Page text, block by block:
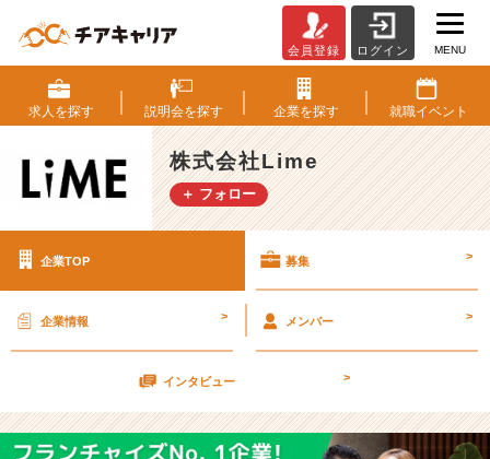
式
会
社
L
i
m
用/
-
【起
集
会員登録 ログイン MENU
求人を探す 説明会を探す 企業を探す 就職イベント
株式会社Lime
＋ フォロー
企業TOP 募集 >
企業情報 > メンバー >
インタビュー >